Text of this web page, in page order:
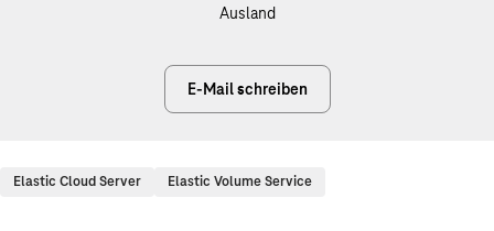
Ausland
E-Mail schreiben
Elastic Cloud Server Elastic Volume Service